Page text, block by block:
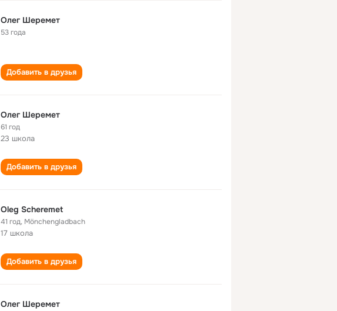
Олег Шеремет
53 года
Добавить в друзья
Олег Шеремет
61 год
23 школа
Добавить в друзья
Oleg Scheremet
41 год, Mönchengladbach
17 школа
Добавить в друзья
Олег Шеремет